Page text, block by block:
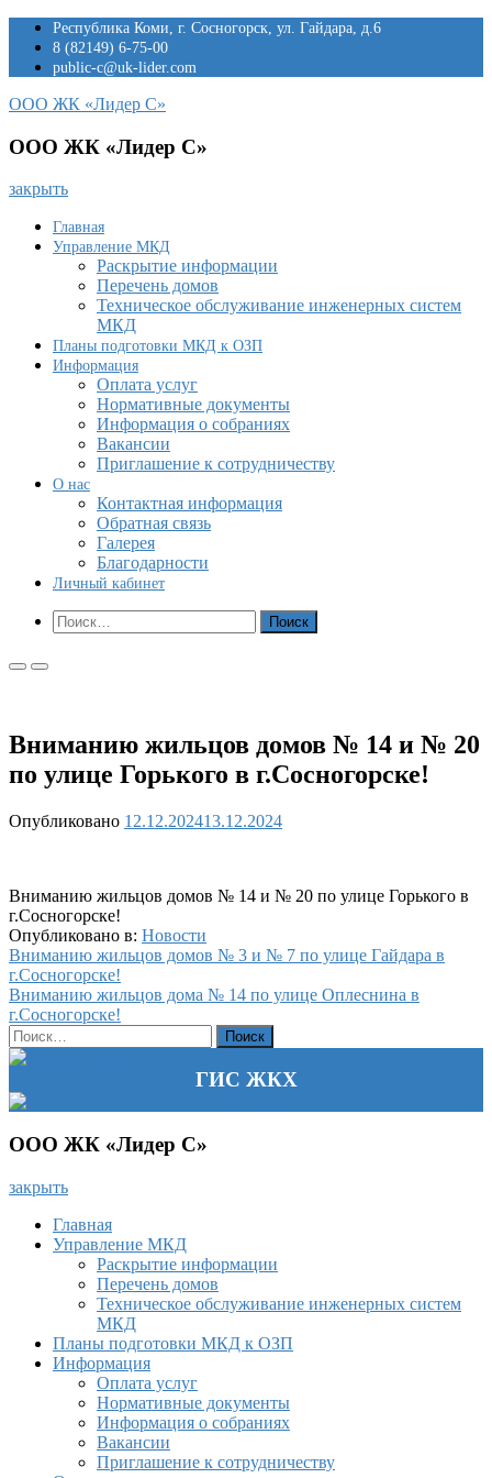
Перейти
содержимому
Республика Коми, г. Сосногорск, ул. Гайдара, д.6
8 (82149) 6-75-00
public-c@uk-lider.com
ООО ЖК «Лидер С»
ООО ЖК «Лидер С»
закрыть
Главная
Управление МКД
Раскрытие информации
Перечень домов
Техническое обслуживание инженерных систем
МКД
Планы подготовки МКД к ОЗП
Информация
Оплата услуг
Нормативные документы
Информация о собраниях
Вакансии
Приглашение к сотрудничеству
О нас
Контактная информация
Обратная связь
Галерея
Благодарности
Личный кабинет
Показать
форму
Найти:
Основное
Основное
Вниманию жильцов домов № 14 и № 20
по улице Горького в г.Сосногорске!
Опубликовано 12.12.202413.12.2024
Вниманию жильцов домов № 14 и № 20 по улице Горького в
г.Сосногорске!
Опубликовано в: Новости
Навигация
по
записям
Вниманию жильцов домов № 3 и № 7 по улице Гайдара в
г.Сосногорске!
Вниманию жильцов дома № 14 по улице Оплеснина в
г.Сосногорске!
Найти:
ГИС ЖКХ
ООО ЖК «Лидер С»
закрыть
Главная
Управление МКД
Раскрытие информации
Перечень домов
Техническое обслуживание инженерных систем
МКД
Планы подготовки МКД к ОЗП
Информация
Оплата услуг
Нормативные документы
Информация о собраниях
Вакансии
Приглашение к сотрудничеству